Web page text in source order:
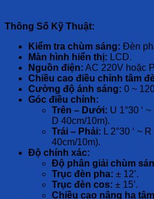
Thông Số Kỹ Thuật:
Kiểm tra chùm sáng: Đèn
Màn hình hiển thị: LCD.
Nguồn điện: AC 220V hoặc
Chiều cao điều chỉnh tâm
Cường độ ánh sáng: 0 ~
Góc điều chỉnh:
Trên – Dưới: U 1°30 ‘
D 40cm/10m).
Trái – Phải: L 2°30 ‘ ~
40cm/10m).
Độ chính xác:
Độ phân giải chùm
Trục đèn pha: ± 12’.
Trục đèn cos: ± 15’.
Chiều cao nâng hạ